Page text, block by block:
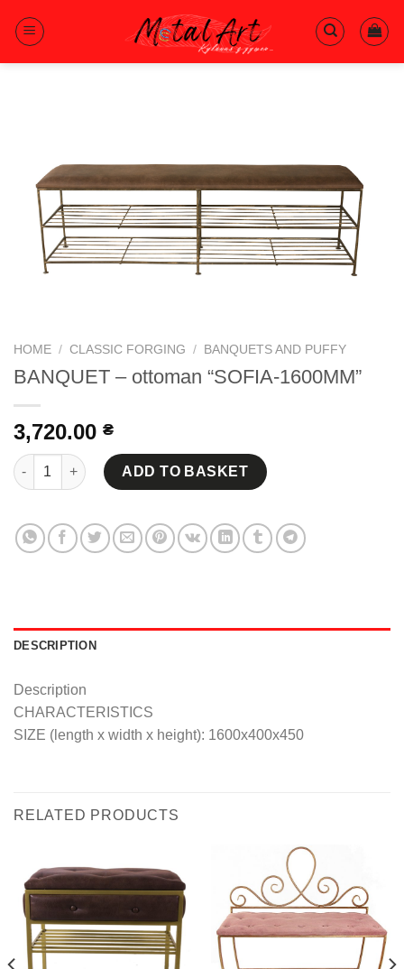
HOME / CLASSIC FORGING / BANQUETS AND PUFFY
BANQUET – ottoman “SOFIA-1600MM”
3,720.00 ₴
BANQUET - ottoman "SOFIA-1600MM" quantity
ADD TO BASKET
DESCRIPTION
Description
CHARACTERISTICS
SIZE (length x width x height): 1600x400x450
RELATED PRODUCTS